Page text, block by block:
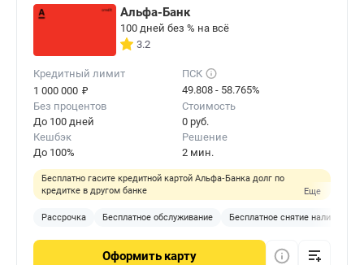
Альфа-Банк
100 дней без % на всё
3.2
Кредитный лимит
1 000 000 ₽
ПСК
49.808 - 58.765%
Без процентов
До 100 дней
Стоимость
0 руб.
Кешбэк
До 100%
Решение
2 мин.
Бесплатно гасите кредитной картой Альфа‑Банка долг по
кредитке в другом банке
Еще
Рассрочка Бесплатное обслуживание Бесплатное снятие наличных
Оформить карту